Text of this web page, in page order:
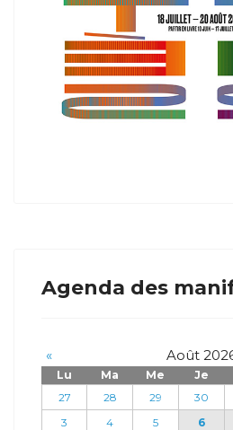
Agenda des
« Août
Lu Ma Me Je
27
28 29 30
3
4 5 6